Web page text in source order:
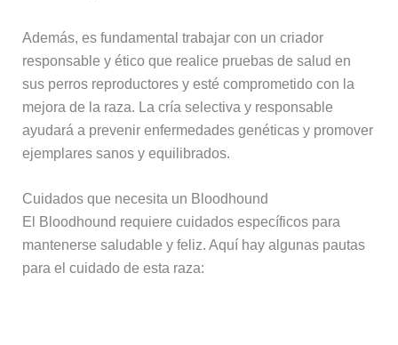
Además, es fundamental trabajar con un criador
responsable y ético que realice pruebas de salud en
sus perros reproductores y esté comprometido con la
mejora de la raza. La cría selectiva y responsable
ayudará a prevenir enfermedades genéticas y promover
ejemplares sanos y equilibrados.
Cuidados que necesita un Bloodhound
El Bloodhound requiere cuidados específicos para
mantenerse saludable y feliz. Aquí hay algunas pautas
para el cuidado de esta raza: